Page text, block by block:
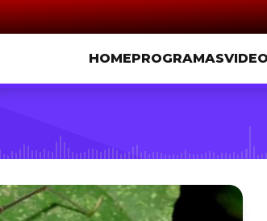
HOMEPROGRAMAS